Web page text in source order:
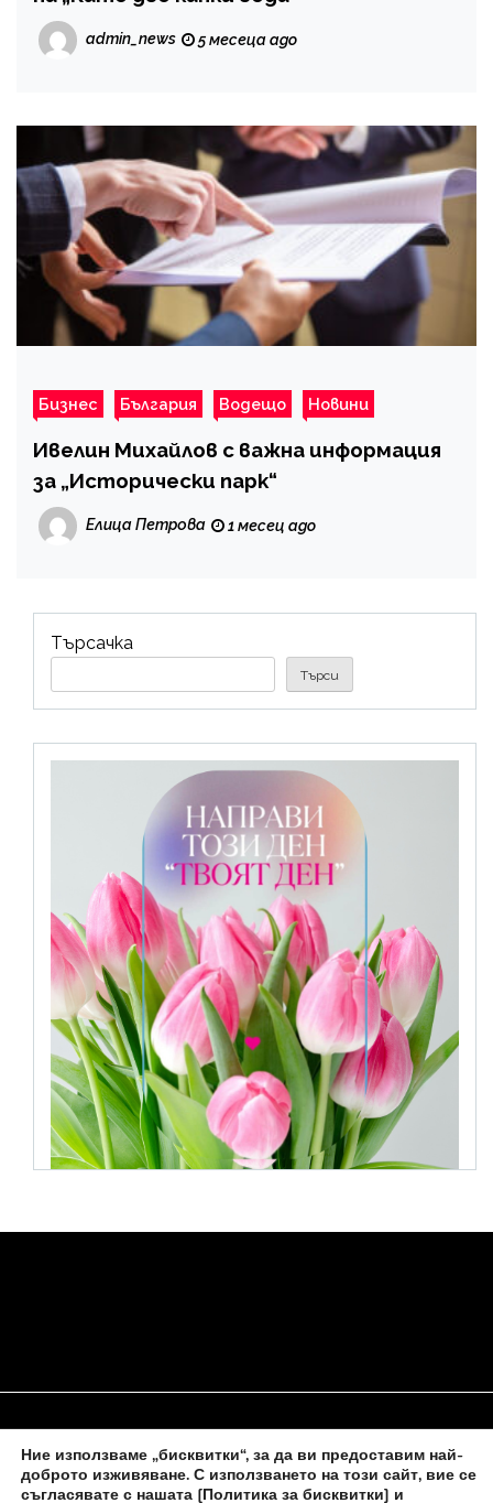
admin_news 5 месеца ago
Бизнес България Водещо Новини
Ивелин Михайлов с важна информация
за „Исторически парк“
Елица Петрова 1 месец ago
Търсачка
Търси
НАЧАЛО ЗА НАС ПОЛИТИКА ЗА БИСКВИТКИ
Ние използваме „бисквитки“, за да ви предоставим най-
доброто изживяване. С използването на този сайт, вие се
съгласявате с нашата [Политика за бисквитки] и